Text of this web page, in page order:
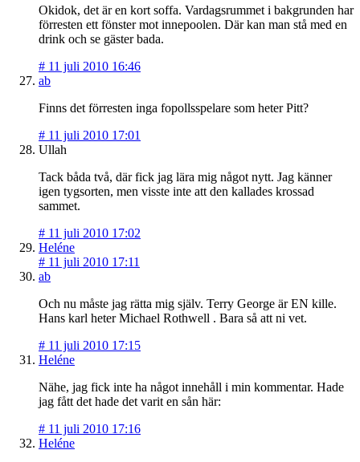
Okidok, det är en kort soffa. Vardagsrummet i bakgrunden har
förresten ett fönster mot innepoolen. Där kan man stå med en
drink och se gäster bada.
# 11 juli 2010 16:46
ab
Finns det förresten inga fopollsspelare som heter Pitt?
# 11 juli 2010 17:01
Ullah
Tack båda två, där fick jag lära mig något nytt. Jag känner
igen tygsorten, men visste inte att den kallades krossad
sammet.
# 11 juli 2010 17:02
Heléne
# 11 juli 2010 17:11
ab
Och nu måste jag rätta mig själv. Terry George är EN kille.
Hans karl heter Michael Rothwell . Bara så att ni vet.
# 11 juli 2010 17:15
Heléne
Nähe, jag fick inte ha något innehåll i min kommentar. Hade
jag fått det hade det varit en sån här:
# 11 juli 2010 17:16
Heléne